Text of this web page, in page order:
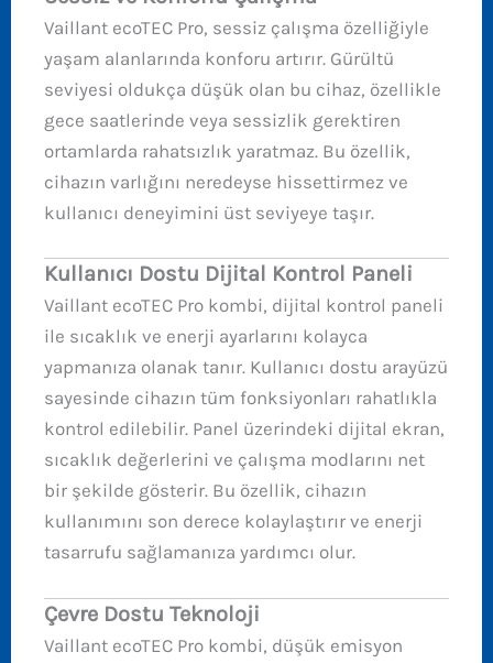
Vaillant ecoTEC Pro, sessiz çalışma özelliğiyle
yaşam alanlarında konforu artırır. Gürültü
seviyesi oldukça düşük olan bu cihaz, özellikle
gece saatlerinde veya sessizlik gerektiren
ortamlarda rahatsızlık yaratmaz. Bu özellik,
cihazın varlığını neredeyse hissettirmez ve
kullanıcı deneyimini üst seviyeye taşır.
Kullanıcı Dostu Dijital Kontrol Paneli
Vaillant ecoTEC Pro kombi, dijital kontrol paneli
ile sıcaklık ve enerji ayarlarını kolayca
yapmanıza olanak tanır. Kullanıcı dostu arayüzü
sayesinde cihazın tüm fonksiyonları rahatlıkla
kontrol edilebilir. Panel üzerindeki dijital ekran,
sıcaklık değerlerini ve çalışma modlarını net
bir şekilde gösterir. Bu özellik, cihazın
kullanımını son derece kolaylaştırır ve enerji
tasarrufu sağlamanıza yardımcı olur.
Çevre Dostu Teknoloji
Vaillant ecoTEC Pro kombi, düşük emisyon